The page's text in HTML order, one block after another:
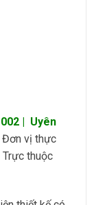
| Uyên
Đơn vị thực
Trực thuộc